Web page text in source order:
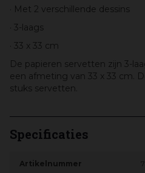
· Met 2 verschillende dessins
· 3-laags
· 33 x 33 cm
De papieren servetten zijn 3-
een afmeting van 33 x 33 cm.
stuks servetten.
Specificaties
Artikelnummer